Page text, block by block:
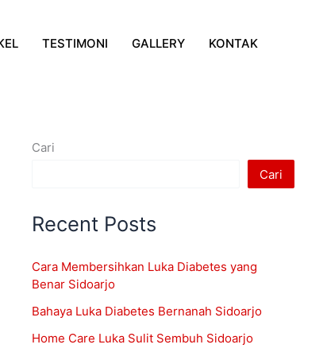
TESTIMONI GALLERY KONTAK
Cari
Cari
Recent Posts
Cara Membersihkan Luka Diabetes yang
Benar Sidoarjo
Bahaya Luka Diabetes Bernanah Sidoarjo
Home Care Luka Sulit Sembuh Sidoarjo